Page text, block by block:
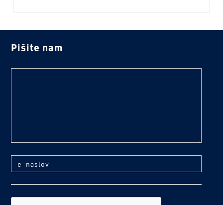
Pišite nam
e-naslov